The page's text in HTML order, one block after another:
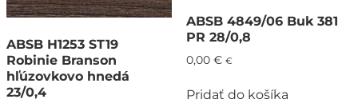
ABSB H1253 ST19
Robinie Branson
hľúzovkovo hnedá
23/0,4
ABSB 4849/06 Buk 381
PR 28/0,8
0,00 € €
Pridať do košíka